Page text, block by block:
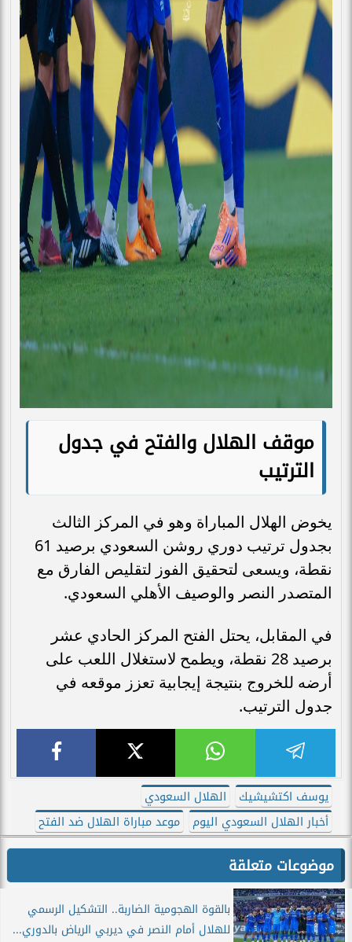
موقف الهلال والفتح في جدول
الترتيب
يخوض الهلال المباراة وهو في المركز الثالث
بجدول ترتيب دوري روشن السعودي برصيد 61
نقطة، ويسعى لتحقيق الفوز لتقليص الفارق مع
المتصدر النصر والوصيف الأهلي السعودي.
في المقابل، يحتل الفتح المركز الحادي عشر
برصيد 28 نقطة، ويطمح لاستغلال اللعب على
أرضه للخروج بنتيجة إيجابية تعزز موقعه في
جدول الترتيب.
يوسف اكتشيشيك
الهلال السعودي
أخبار الهلال السعودي اليوم
موعد مباراة الهلال ضد الفتح
موضوعات متعلقة
بالقوة الهجومية الضاربة.. التشكيل الرسمي
للهلال أمام النصر في ديربي الرياض بالدوري...